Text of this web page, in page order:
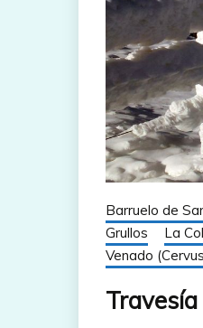
Barruelo de
Grullos
La
Venado